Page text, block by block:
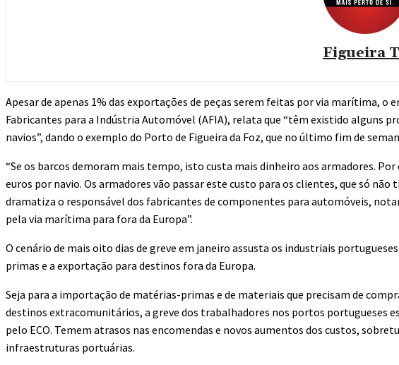
Figueira
Apesar de apenas 1% das exportações de peças serem feitas por via marítima, o
Fabricantes para a Indústria Automóvel (AFIA), relata que “têm existido alguns
navios”, dando o exemplo do Porto de Figueira da Foz, que no último fim de
“Se os barcos demoram mais tempo, isto custa mais dinheiro aos armadores. Por
euros por navio. Os armadores vão passar este custo para os clientes, que só
dramatiza o responsável dos fabricantes de componentes para automóveis,
pela via marítima para fora da Europa”.
O cenário de mais oito dias de greve em janeiro assusta os industriais
primas e a exportação para destinos fora da Europa.
Seja para a importação de matérias-primas e de materiais que precisam de
destinos extracomunitários, a greve dos trabalhadores nos portos portugueses
pelo ECO. Temem atrasos nas encomendas e novos aumentos dos custos,
infraestruturas portuárias.